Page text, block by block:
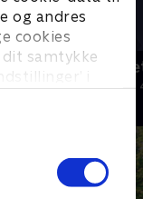
og andres
cookies
samtykke
i
Jul på
2020 • Livsstil •